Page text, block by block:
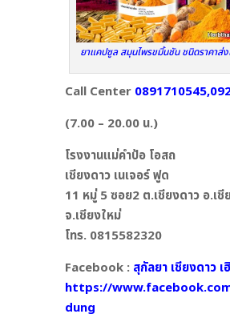
ยาแคปซูล สมุนไพรขมิ้นชัน ชนิดราคาส่ง
Call Center
(7.00 – 20.00 น.)
โรงงานแม่คำป้อ โอสถ
เชียงดาว เนเจอร์ ฟูด
11 หมู่ 5 ซอย2 ต.เชียงดาว อ.เชี
จ.เชียงใหม่
โทร. 0815582320
Facebook : สุกัลยา เชียงดาว เ
https://
dung